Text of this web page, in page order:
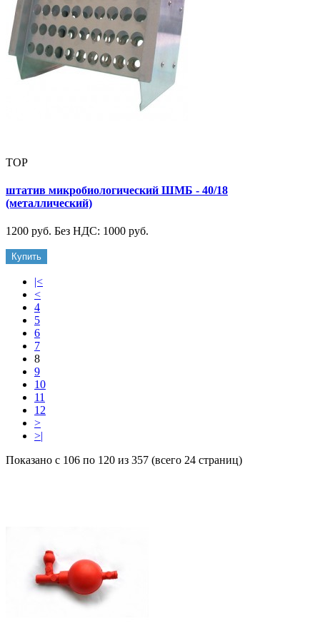
TOP
штатив микробиологический ШМБ - 40/18
(металлический)
1200 руб. Без НДС: 1000 руб.
Купить
|<
<
4
5
6
7
8
9
10
11
12
>
>|
Показано с 106 по 120 из 357 (всего 24 страниц)